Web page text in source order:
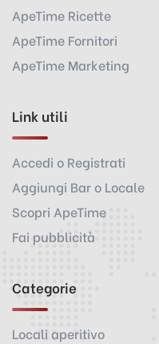
ApeTime Ricette
ApeTime Fornitori
ApeTime Marketing
Link utili
Accedi o Registrati
Aggiungi Bar o Locale
Scopri ApeTime
Fai pubblicità
Categorie
Locali aperitivo